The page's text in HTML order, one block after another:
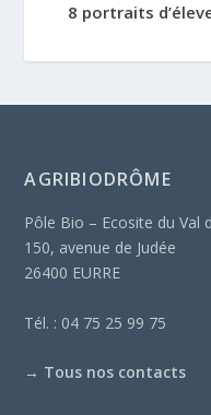
8 portraits
AGRIBIODRÔME
Pôle Bio – Ecosite du Val
150, avenue de Judée
26400 EURRE
Tél. : 04 75 25 99 75
→ Tous nos contacts